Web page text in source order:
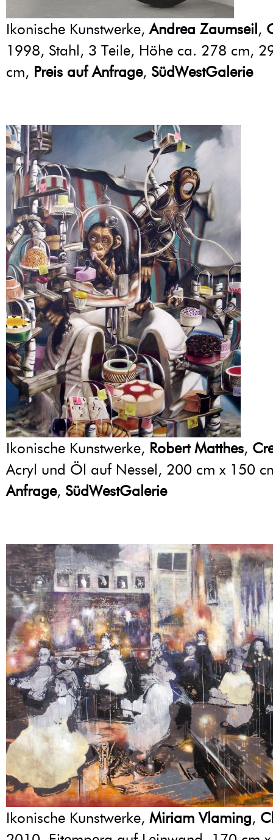
Ikonische Kunstwerke, Andrea Zaumseil,
1998, Stahl, 3 Teile, Höhe ca. 278 cm,
cm, Preis auf Anfrage, SüdWestGalerie
Ikonische Kunstwerke, Robert Matthes,
Acryl und Öl auf Nessel, 200 cm x 150
Anfrage, SüdWestGalerie
Ikonische Kunstwerke, Miriam Vlaming,